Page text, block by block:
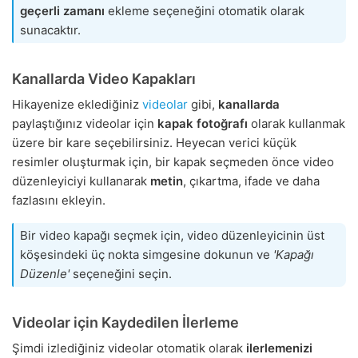
geçerli zamanı ekleme seçeneğini otomatik olarak
sunacaktır.
Kanallarda Video Kapakları
Hikayenize eklediğiniz videolar gibi, kanallarda
paylaştığınız videolar için kapak fotoğrafı olarak kullanmak
üzere bir kare seçebilirsiniz. Heyecan verici küçük
resimler oluşturmak için, bir kapak seçmeden önce video
düzenleyiciyi kullanarak metin, çıkartma, ifade ve daha
fazlasını ekleyin.
Bir video kapağı seçmek için, video düzenleyicinin üst
köşesindeki üç nokta simgesine dokunun ve 'Kapağı
Düzenle'seçeneğini seçin.
Videolar için Kaydedilen İlerleme
Şimdi izlediğiniz videolar otomatik olarak ilerlemenizi